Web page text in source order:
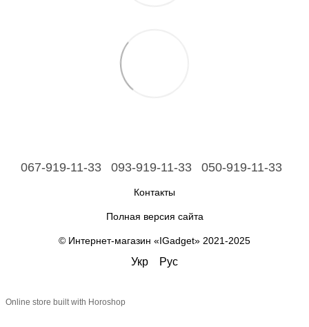
067-919-11-33 093-919-11-33 050-919-11-33
Контакты
Полная версия сайта
© Интернет-магазин «IGadget» 2021-2025
Укр Рус
Online store built with Horoshop